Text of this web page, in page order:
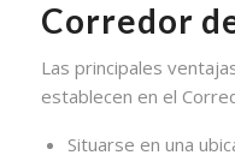
Corredor
Las principales
establecen en el
Situarse en una